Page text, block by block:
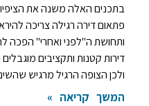
בתכנים האלה משנה את
פתאום דירה רגילה צריכה
ותחושת ה"לפני ואחרי" הפכה
דירות קטנות ותקציבים
ולכן הצופה הרגיל מרגיש
המשך קריאה »